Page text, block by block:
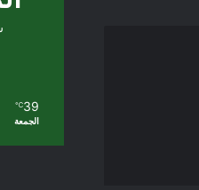
39
℃
الجمعة